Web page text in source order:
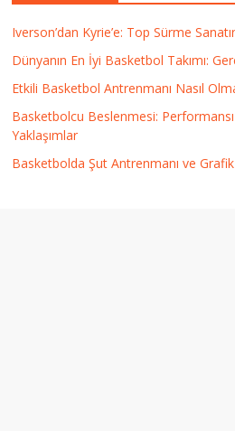
Iverson’dan Kyrie’e: Top Sürme
Dünyanın En İyi Basketbol Takımı:
Etkili Basketbol Antrenmanı Nasıl
Basketbolcu Beslenmesi:
Yaklaşımlar
Basketbolda Şut Antrenmanı ve